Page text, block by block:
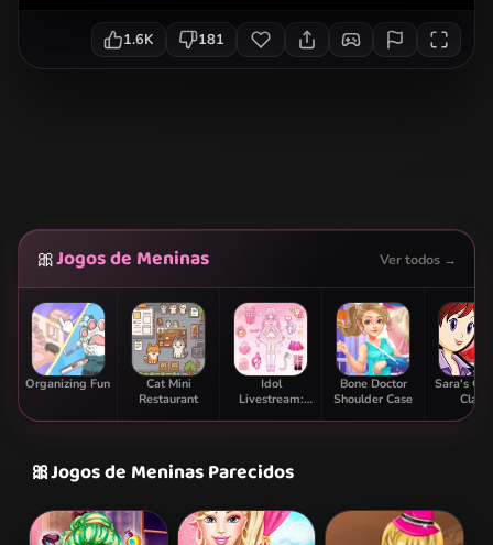
1.6K 181
🎀Jogos de Meninas Ver todos →
Organizing Fun
Cat Mini
Restaurant
Idol
Livestream:
Bone Doctor
Shoulder Case
Sara's
Class:
🎀Jogos de Meninas Parecidos